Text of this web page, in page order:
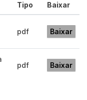
Tipo Baixar
pdf Baixar
pdf Baixar